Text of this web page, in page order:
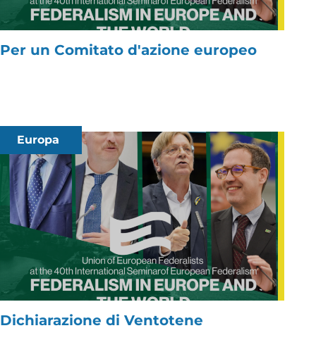
Per un Comitato d'azione europeo
Europa
Dichiarazione di Ventotene